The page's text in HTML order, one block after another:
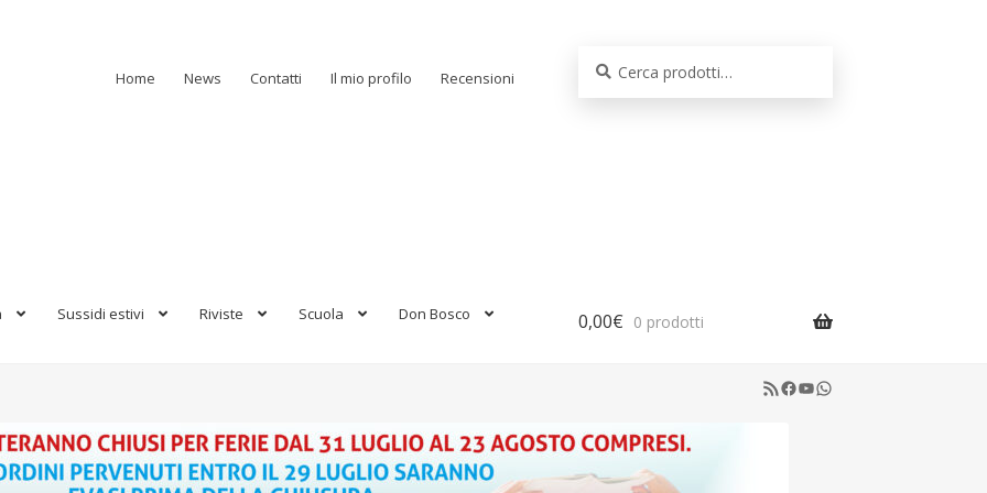
Home News Contatti Il mio profilo Recensioni
Sussidi estivi Riviste Scuola Don Bosco 0,00€ 0 prodotti
RSS Feed
Facebook
YouTube
WhatsApp